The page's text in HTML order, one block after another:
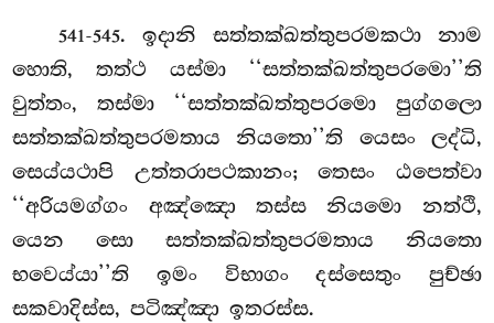
541-545. ඉදානි සත්තක්ඛත්තුපරමකථා නාම
හොති, තත්ථ යස්මා ‘‘සත්තක්ඛත්තුපරමො’’ති
වුත්තං, තස්මා ‘‘සත්තක්ඛත්තුපරමො පුග්ගලො
සත්තක්ඛත්තුපරමතාය නියතො’’ති යෙසං ලද්ධි,
සෙය්යථාපි උත්තරාපථකානං; තෙසං ඨපෙත්වා
‘‘අරියමග්ගං අඤ්ඤො තස්ස නියමො නත්ථි,
යෙන සො සත්තක්ඛත්තුපරමතාය නියතො
භවෙය්යා’’ති ඉමං විභාගං දස්සෙතුං පුච්ඡා
සකවාදිස්ස, පටිඤ්ඤා ඉතරස්ස.